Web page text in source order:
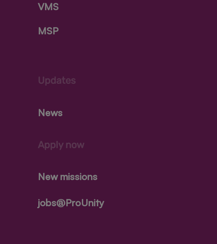
VMS
MSP
Updates
News
Apply now
New missions
jobs@ProUnity